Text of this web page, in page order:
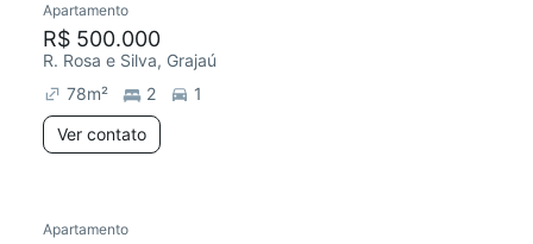
Redecorar
Apartamento
R$ 500.000
R. Rosa e Silva, Grajaú
78m² 2
1
Ver contato
Apartamento